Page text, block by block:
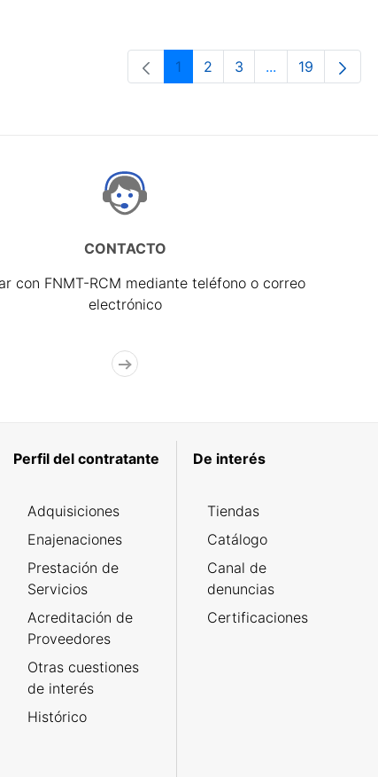
Página
1 Página
2 Página
3 ...PáginasPágina
19
CONTACTO
con FNMT-RCM mediante teléfono o correo
electrónico
Perfil del contratante
Adquisiciones
Enajenaciones
Prestación de
Servicios
Acreditación de
Proveedores
Otras cuestiones
de interés
Histórico
De interés
Tiendas
Catálogo
Canal de
denuncias
Certificaciones